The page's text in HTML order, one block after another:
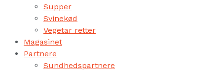
Supper
Svinekød
Vegetar retter
Magasinet
Partnere
Sundhedspartnere